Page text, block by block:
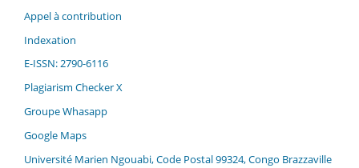
Appel à contribution
Indexation
E-ISSN: 2790-6116
Plagiarism Checker X
Groupe Whasapp
Google Maps
Université Marien Ngouabi, Code Postal 99324, Congo Brazzaville